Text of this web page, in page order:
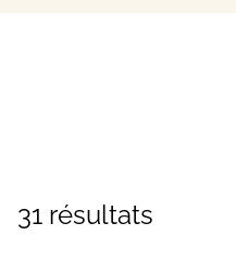
31 résultats